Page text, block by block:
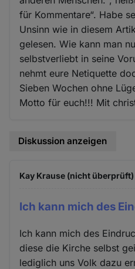
für Kommentare“. Habe
Unsinn wie in diesem
gelesen. Wie kann man
selbstverliebt in seine
nehmt eure Netiquette
Sieben Wochen ohne
Motto für euch!!! Mit
Diskussion anzeigen
Kay Krause (nicht überprüft)
Ich kann mich des
Ich kann mich des
diese die Kirche selbst
lediglich uns Volk dazu